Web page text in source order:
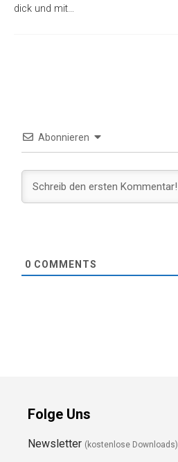
dick und mit…
Abonnieren
0 COMMENTS
Folge Uns
Newsletter (kostenlose Downloads)